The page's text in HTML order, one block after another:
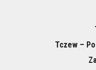
Tczew –